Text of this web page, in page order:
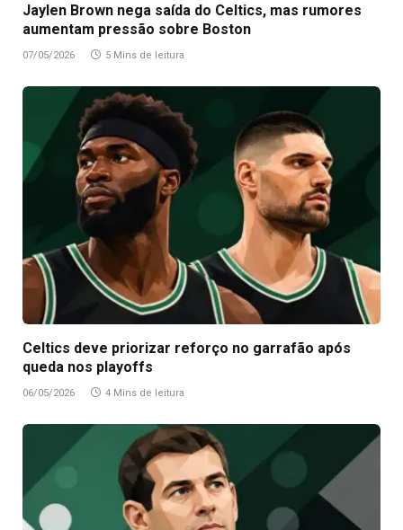
Jaylen Brown nega saída do Celtics, mas rumores
aumentam pressão sobre Boston
07/05/2026 5 Mins de leitura
Celtics deve priorizar reforço no garrafão após
queda nos playoffs
06/05/2026 4 Mins de leitura